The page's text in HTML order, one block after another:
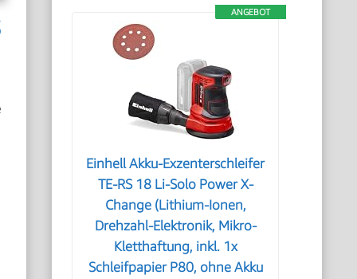
ANGEBOT
Einhell Akku-Exzenterschleifer
TE-RS 18 Li-Solo Power X-
Change (Lithium-Ionen,
Drehzahl-Elektronik, Mikro-
Kletthaftung, inkl. 1x
Schleifpapier P80, ohne Akku